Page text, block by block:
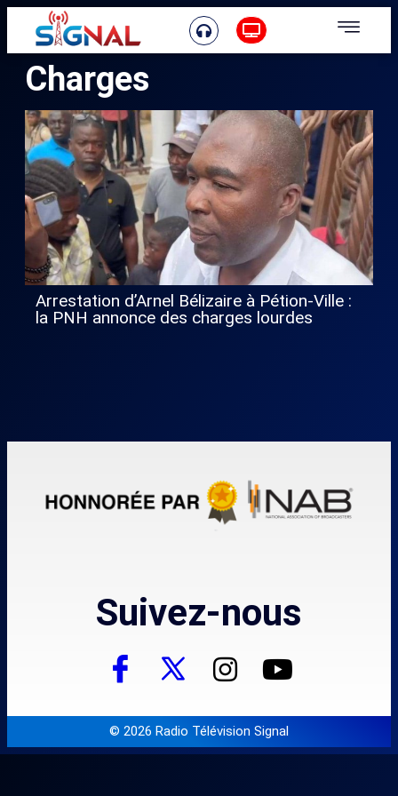
Charges
Arrestation d’Arnel Bélizaire à Pétion-Ville :
la PNH annonce des charges lourdes
Suivez-nous
© 2026 Radio Télévision Signal